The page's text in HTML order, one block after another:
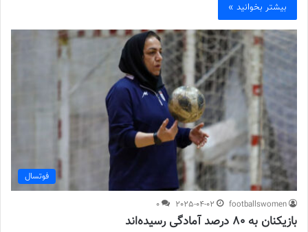
بیشتر بخوانید »
فوتسال
footballswomen
2025-04-02
0
بازیکنان به ۸۰ درصد آمادگی رسیده‌اند